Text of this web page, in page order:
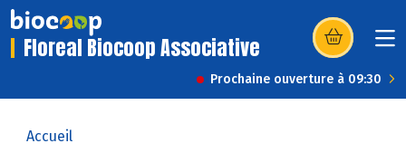
Floreal Biocoop Associative (s’ouvre dans
Prochaine ouverture à 09:30
Accueil